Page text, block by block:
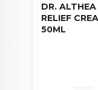
Ta en
Klapp
DR.
RELIEF
50ML